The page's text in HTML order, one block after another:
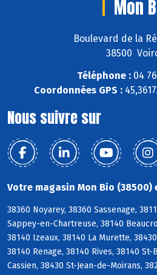
Mon
Boulevard de la
38500
Téléphone :04 76
Coordonnées GPS :
Nous suivre sur
Votre magasin Mon Bio (38500)
38360 Noyarey, 38360 Sassenage,
Sappey-en-Chartreuse, 38140
38140 Izeaux, 38140 La Murette,
38140 Renage, 38140 Rives, 38140
Cassien, 38430 St-Jean-de-Moirans,